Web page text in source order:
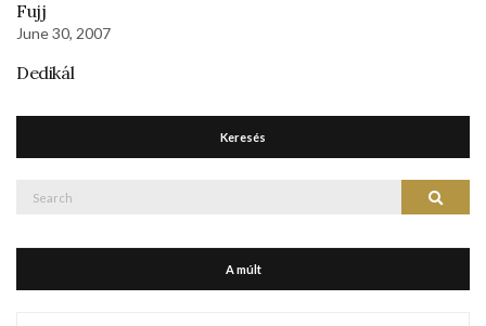
Fujj
June 30, 2007
Dedikál
Keresés
Search
A múlt